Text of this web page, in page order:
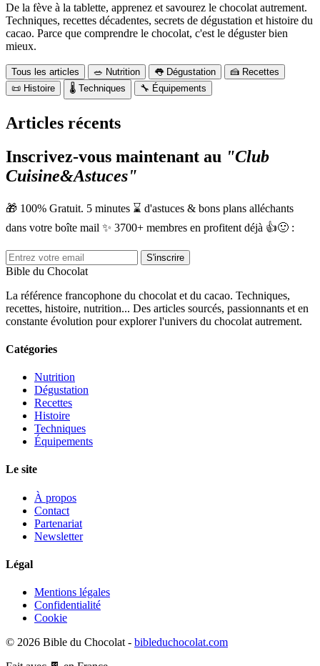
De la fève à la tablette, apprenez et savourez le chocolat autrement.
Techniques, recettes décadentes, secrets de dégustation et histoire du
cacao. Parce que comprendre le chocolat, c'est le déguster bien
mieux.
Tous les articles 🥗 Nutrition 👅 Dégustation
🍰 Recettes
📜 Histoire
🌡️ Techniques 🔧 Équipements
Articles récents
Inscrivez-vous maintenant au "Club
Cuisine&Astuces"
🎁 100% Gratuit. 5 minutes ⌛ d'astuces & bons plans alléchants
dans votre boîte mail ✨ 3700+ membres en profitent déjà 👍🙂 :
S'inscrire
Bible du Chocolat
La référence francophone du chocolat et du cacao. Techniques,
recettes, histoire, nutrition... Des articles sourcés, passionnants et en
constante évolution pour explorer l'univers du chocolat autrement.
Catégories
Nutrition
Dégustation
Recettes
Histoire
Techniques
Équipements
Le site
À propos
Contact
Partenariat
Newsletter
Légal
Mentions légales
Confidentialité
Cookie
© 2026 Bible du Chocolat - bibleduchocolat.com